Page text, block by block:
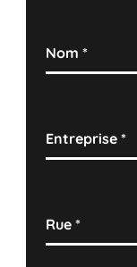
Nom*
Entreprise*
Rue*